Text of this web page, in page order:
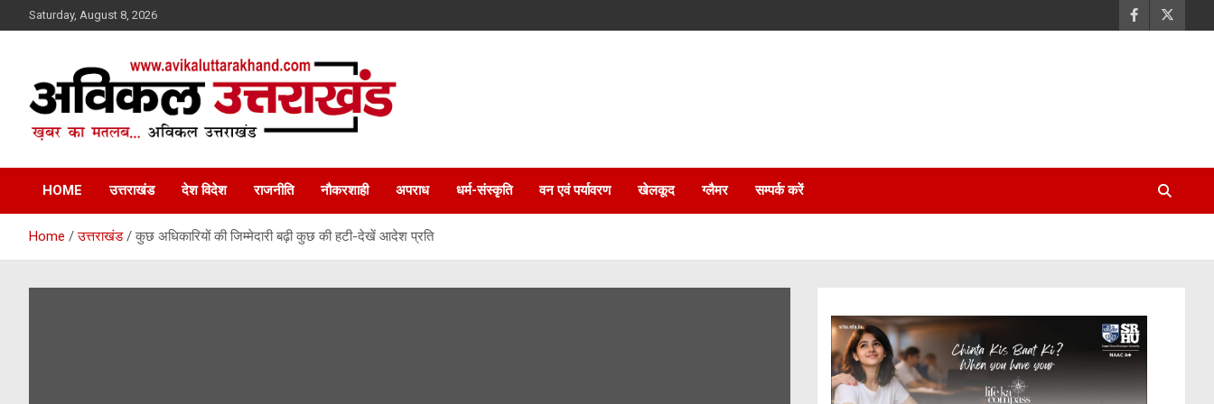
to
Saturday, August 8, 2026
Avikal Uttarakhand
HOME उत्तराखंड देश विदेश राजनीति नौकरशाही अपराध धर्म-संस्कृति वन एवं पर्यावरण खेलकूद ग्लैमर सम्पर्क करें
Home उत्तराखंड कुछ अधिकारियों की जिम्मेदारी बढ़ी कुछ की हटी-देखें आदेश प्रति